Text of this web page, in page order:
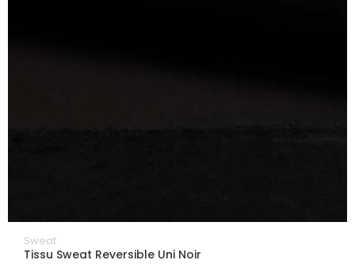
Sweat
Tissu Sweat Reversible Uni Noir